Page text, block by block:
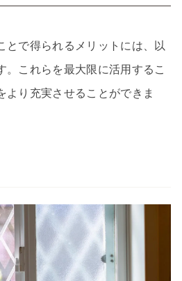
とで得られるメリットには、以
。これらを最大限に活用するこ
より充実させることができま